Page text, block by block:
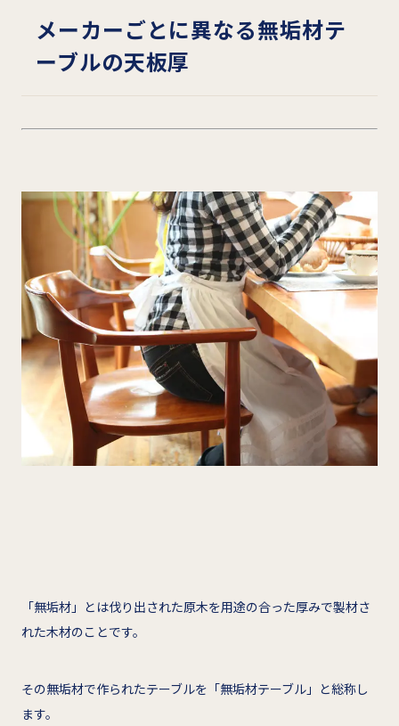
メーカーごとに異なる無垢材テ
ーブルの天板厚
「無垢材」とは伐り出された原木を用途の合った厚みで製材さ
れた木材のことです。
その無垢材で作られたテーブルを「無垢材テーブル」と総称し
ます。